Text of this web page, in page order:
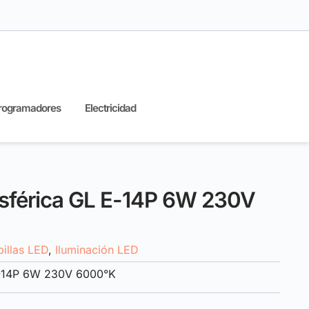
Electricidad
GL E-14P 6W 230V
LED, Iluminación LED
6W 230V 6000°K